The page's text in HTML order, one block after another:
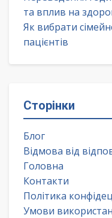
та вплив на
Як вибрати
пацієнтів
Сторінки
Блог
Відмова від
Головна
Контакти
Політика
Умови